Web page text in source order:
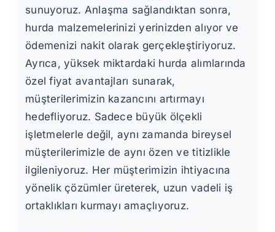
sunuyoruz. Anlaşma sağlandıktan sonra,
hurda malzemelerinizi yerinizden alıyor ve
ödemenizi nakit olarak gerçekleştiriyoruz.
Ayrıca, yüksek miktardaki hurda alımlarında
özel fiyat avantajları sunarak,
müşterilerimizin kazancını artırmayı
hedefliyoruz. Sadece büyük ölçekli
işletmelerle değil, aynı zamanda bireysel
müşterilerimizle de aynı özen ve titizlikle
ilgileniyoruz. Her müşterimizin ihtiyacına
yönelik çözümler üreterek, uzun vadeli iş
ortaklıkları kurmayı amaçlıyoruz.